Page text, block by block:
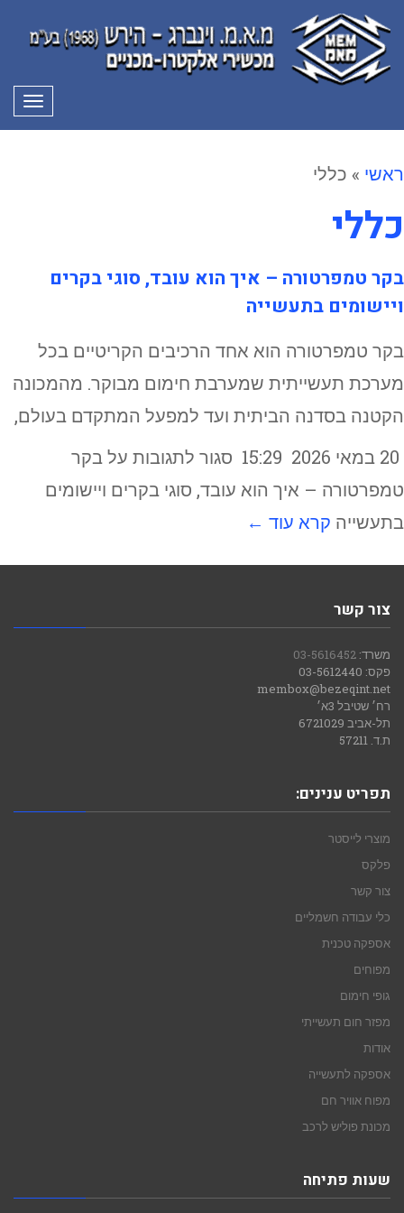
ראשי » כללי
כללי
בקר טמפרטורה – איך הוא עובד, סוגי בקרים
ויישומים בתעשייה
בקר טמפרטורה הוא אחד הרכיבים הקריטיים בכל
מערכת תעשייתית שמערבת חימום מבוקר. מהמכונה
הקטנה בסדנה הביתית ועד למפעל המתקדם בעולם,
סגור לתגובות על בקר
טמפרטורה – איך הוא עובד, סוגי בקרים ויישומים
בתעשייה קרא עוד ←
צור קשר
משרד: 03-5616452
פקס: 03-5612440
membox@bezeqint.net
רח׳ שטיבל 3א׳
תל-אביב 6721029
ת.ד. 57211
תפריט ענינים:
מוצרי לייסטר
פלקס
צור קשר
כלי עבודה חשמליים
אספקה טכנית
מפוחים
גופי חימום
מפזר חום תעשייתי
אודות
אספקה לתעשייה
מפוח אוויר חם
מכונת פוליש לרכב
שעות פתיחה